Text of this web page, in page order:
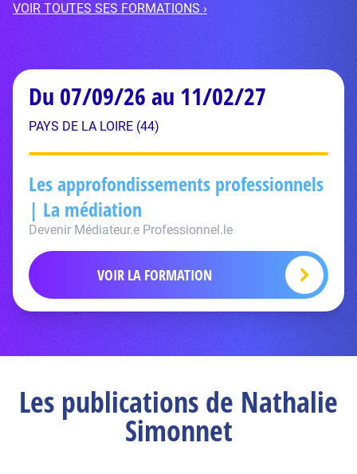
VOIR TOUTES SES FORMATIONS ›
Du 07/09/26 au 11/02/27
PAYS DE LA LOIRE (44)
Les approfondissements professionnels
| La médiation
Devenir Médiateur.e Professionnel.le
VOIR LA FORMATION
Les publications de Nathalie
Simonnet